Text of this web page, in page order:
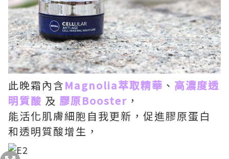
此晚霜內含Magnolia萃取精華 、 高濃度透
明質酸 及 膠原Booster ，
能活化肌膚細胞自我更新，促進膠原蛋白
和透明質酸增生，